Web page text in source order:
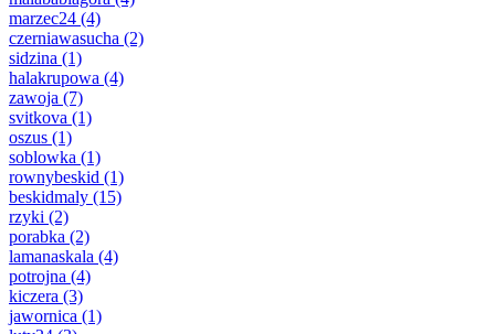
marzec24 (4)
czerniawasucha (2)
sidzina (1)
halakrupowa (4)
zawoja (7)
svitkova (1)
oszus (1)
soblowka (1)
rownybeskid (1)
beskidmaly (15)
rzyki (2)
porabka (2)
lamanaskala (4)
potrojna (4)
kiczera (3)
jawornica (1)